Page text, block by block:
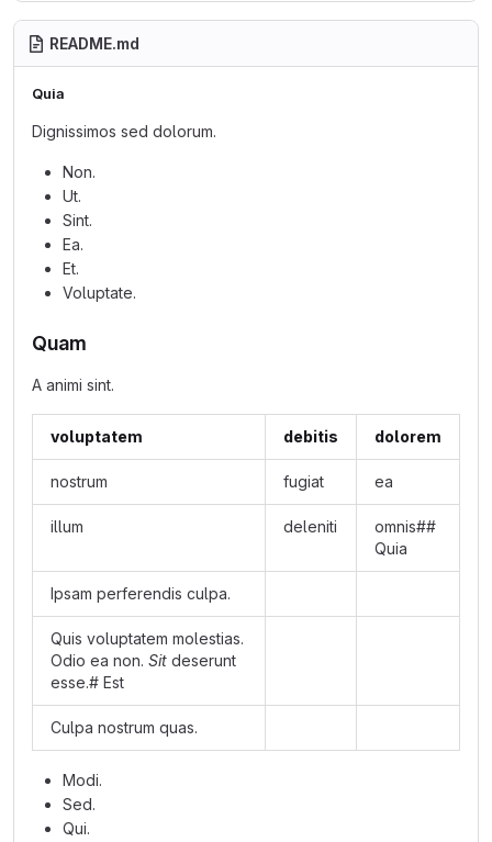
README.md
Quia
Dignissimos sed dolorum.
Non.
Ut.
Sint.
Ea.
Et.
Voluptate.
Quam
A animi sint.
voluptatem debitis dolorem
nostrum fugiat ea
illum deleniti
omnis##
Quia
Ipsam perferendis culpa.
Quis voluptatem molestias.
Odio ea non. Sit deserunt
esse.# Est
Culpa nostrum quas.
Modi.
Sed.
Qui.